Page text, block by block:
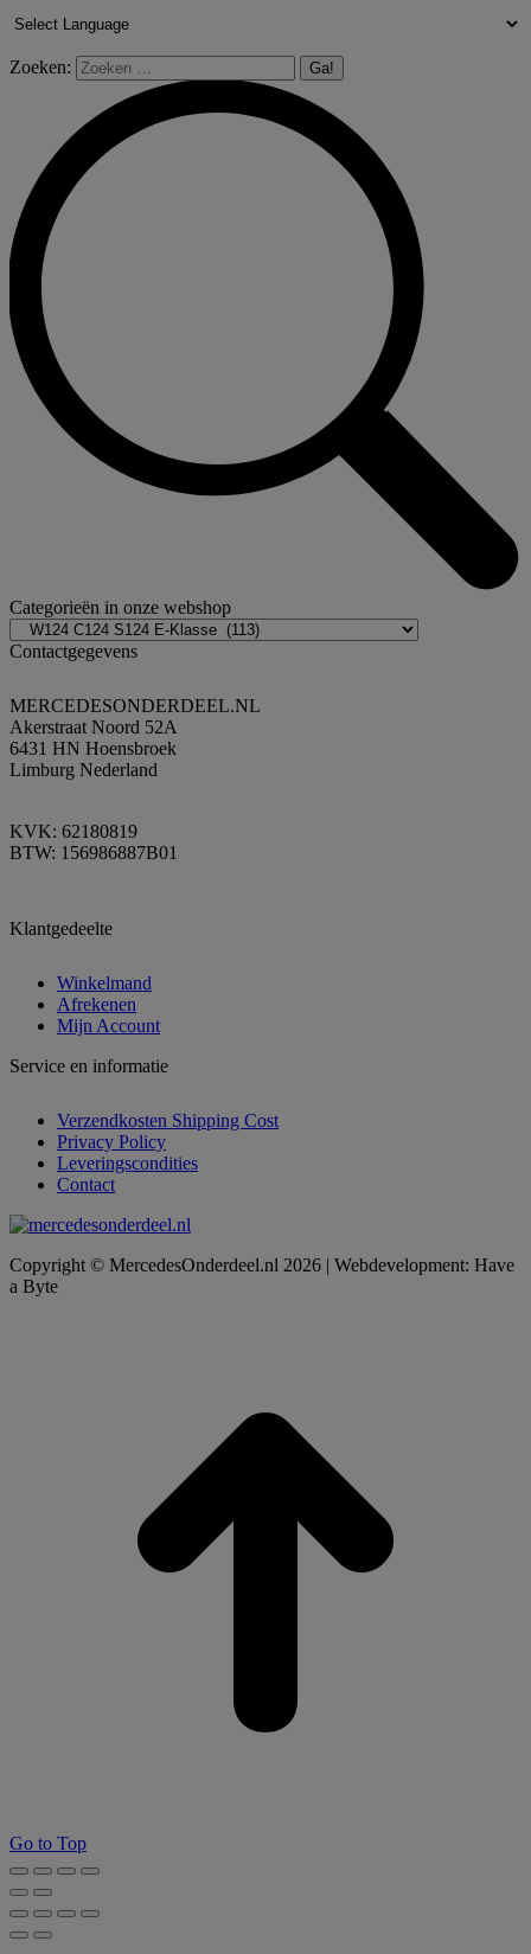
Zoeken:
Categorieën in onze webshop
Contactgegevens
MERCEDESONDERDEEL.NL
Akerstraat Noord 52A
6431 HN Hoensbroek
Limburg Nederland
KVK: 62180819
BTW: 156986887B01
Klantgedeelte
Winkelmand
Afrekenen
Mijn Account
Service en informatie
Verzendkosten Shipping Cost
Privacy Policy
Leveringscondities
Contact
Copyright © MercedesOnderdeel.nl 2026 | Webdevelopment: Have
a Byte
Go to Top